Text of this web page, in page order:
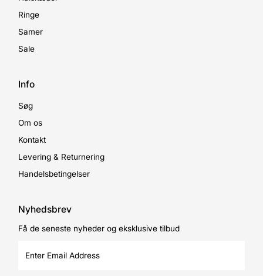
Ringe
Samer
Sale
Info
Søg
Om os
Kontakt
Levering & Returnering
Handelsbetingelser
Nyhedsbrev
Få de seneste nyheder og eksklusive tilbud
Email